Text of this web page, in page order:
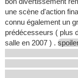
une scène d'action
connu également un
prédécesseurs ( plus
salle en 2007 ) .